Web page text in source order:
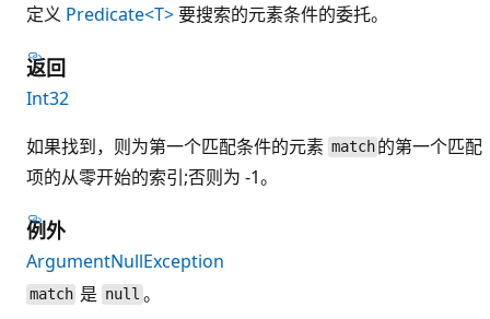
定义 Predicate<T>要搜索的元素条件的委托。
返回
Int32
如果找到，则为第一个匹配条件的元素 match 的第一个匹配
项的从零开始的索引;否则为 -1。
例外
ArgumentNullException
match 是 null 。